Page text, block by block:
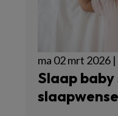
ma 02 mrt 2026
Slaap